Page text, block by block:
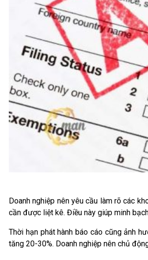
Doanh nghiệp nên yêu cầu làm rõ các
cần được liệt kê. Điều này giúp minh
Thời hạn phát hành báo cáo cũng ảnh
tăng 20-30%. Doanh nghiệp nên chủ